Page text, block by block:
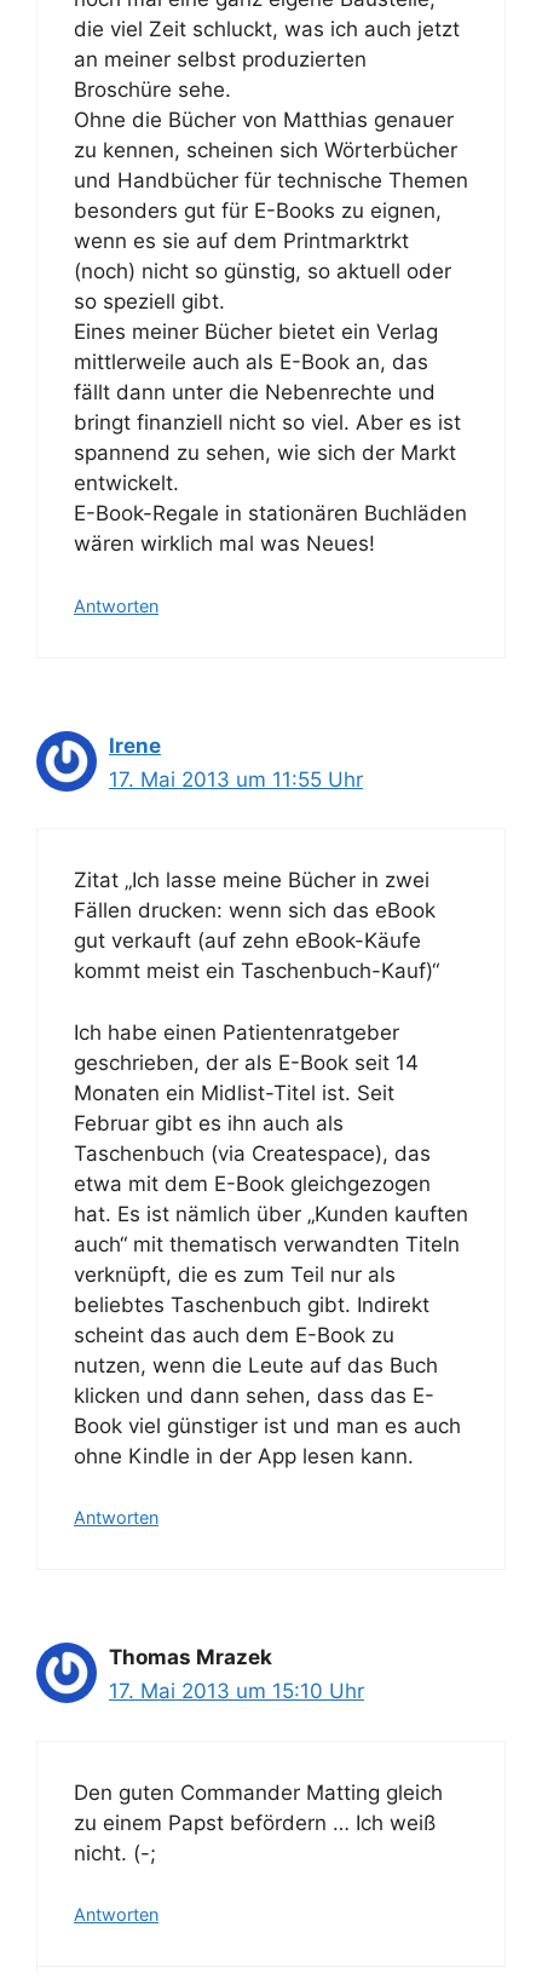
die viel Zeit schluckt, was ich auch jetzt
an meiner selbst produzierten
Broschüre sehe.
Ohne die Bücher von Matthias genauer
zu kennen, scheinen sich Wörterbücher
und Handbücher für technische Themen
besonders gut für E-Books zu eignen,
wenn es sie auf dem Printmarktrkt
(noch) nicht so günstig, so aktuell oder
so speziell gibt.
Eines meiner Bücher bietet ein Verlag
mittlerweile auch als E-Book an, das
fällt dann unter die Nebenrechte und
bringt finanziell nicht so viel. Aber es ist
spannend zu sehen, wie sich der Markt
entwickelt.
E-Book-Regale in stationären Buchläden
wären wirklich mal was Neues!
Antworten
Irene
17. Mai 2013 um 11:55 Uhr
Zitat „Ich lasse meine Bücher in zwei
Fällen drucken: wenn sich das eBook
gut verkauft (auf zehn eBook-Käufe
kommt meist ein Taschenbuch-Kauf)“
Ich habe einen Patientenratgeber
geschrieben, der als E-Book seit 14
Monaten ein Midlist-Titel ist. Seit
Februar gibt es ihn auch als
Taschenbuch (via Createspace), das
etwa mit dem E-Book gleichgezogen
hat. Es ist nämlich über „Kunden kauften
auch“ mit thematisch verwandten Titeln
verknüpft, die es zum Teil nur als
beliebtes Taschenbuch gibt. Indirekt
scheint das auch dem E-Book zu
nutzen, wenn die Leute auf das Buch
klicken und dann sehen, dass das E-
Book viel günstiger ist und man es auch
ohne Kindle in der App lesen kann.
Antworten
Thomas Mrazek
17. Mai 2013 um 15:10 Uhr
Den guten Commander Matting gleich
zu einem Papst befördern … Ich weiß
nicht. (-;
Antworten